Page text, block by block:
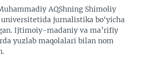
AQShning Shimoliy
jurnalistika bo'yicha
Ijtimoiy-madaniy va ma’rifiy
yuzlab maqolalari bilan nom